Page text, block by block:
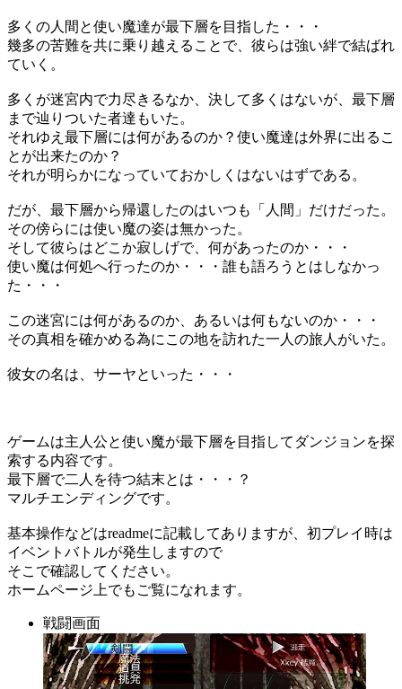
多くの人間と使い魔達が最下層を目指した・・・
幾多の苦難を共に乗り越えることで、彼らは強い絆で結ばれ
ていく。
多くが迷宮内で力尽きるなか、決して多くはないが、最下層
まで辿りついた者達もいた。
それゆえ最下層には何があるのか？使い魔達は外界に出るこ
とが出来たのか？
それが明らかになっていておかしくはないはずである。
だが、最下層から帰還したのはいつも「人間」だけだった。
その傍らには使い魔の姿は無かった。
そして彼らはどこか寂しげで、何があったのか・・・
使い魔は何処へ行ったのか・・・誰も語ろうとはしなかっ
た・・・
この迷宮には何があるのか、あるいは何もないのか・・・
その真相を確かめる為にこの地を訪れた一人の旅人がいた。
彼女の名は、サーヤといった・・・
ゲームは主人公と使い魔が最下層を目指してダンジョンを探
索する内容です。
最下層で二人を待つ結末とは・・・？
マルチエンディングです。
基本操作などはreadmeに記載してありますが、初プレイ時は
イベントバトルが発生しますので
そこで確認してください。
ホームページ上でもご覧になれます。
戦闘画面